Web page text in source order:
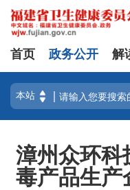
首页 政务公开 解
漳州众环科
毒产品生产